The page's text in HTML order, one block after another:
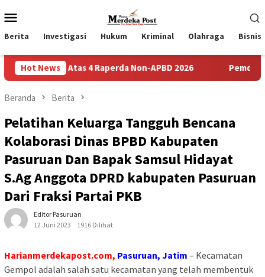
ke
kontenMobile
Berita Investigasi Hukum Kriminal Olahraga Bisnis
Hot News
4 Raperda Non-APBD 2026 Pemdes Bulusari Gelar
Beranda Berita
Pelatihan Keluarga Tangguh Bencana
Kolaborasi Dinas BPBD Kabupaten
Pasuruan Dan Bapak Samsul Hidayat
S.Ag Anggota DPRD kabupaten Pasuruan
Dari Fraksi Partai PKB
Editor Pasuruan
12 Juni 2023
1916 Dilihat
Harianmerdekapost.com, Pasuruan, Jatim – Kecamatan
Gempol adalah salah satu kecamatan yang telah membentuk